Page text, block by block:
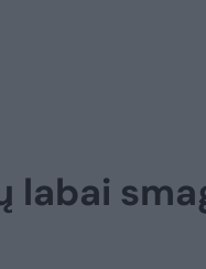
labai